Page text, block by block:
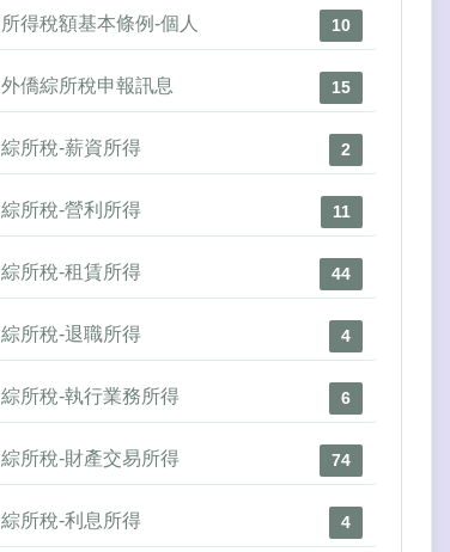
所得稅額基本條例-個人 10
外僑綜所稅申報訊息 15
綜所稅-薪資所得 2
綜所稅-營利所得 11
綜所稅-租賃所得 44
綜所稅-退職所得 4
綜所稅-執行業務所得 6
綜所稅-財產交易所得 74
綜所稅-利息所得 4